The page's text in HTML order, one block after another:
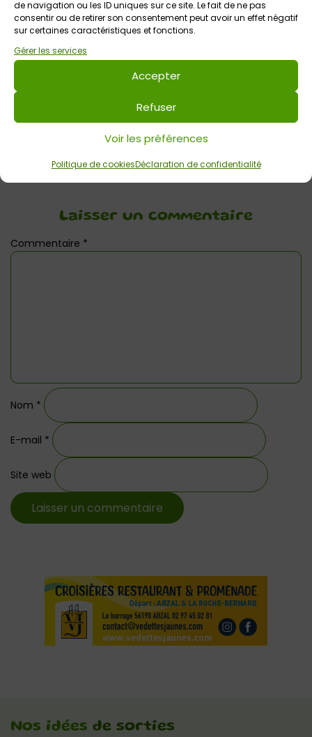
de navigation ou les ID uniques sur ce site. Le fait de ne pas
consentir ou de retirer son consentement peut avoir un effet négatif
sur certaines caractéristiques et fonctions.
Gérer les services
Accepter
Refuser
Voir les préférences
Politique de cookiesDéclaration de confidentialité
Tout public
Votre avis sur
Concert : Wanted Live Band
Laisser un commentaire
Commentaire *
Nom *
E-mail *
Site web
Nos idées de sorties